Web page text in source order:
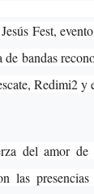
Fest,
bandas
Redimi2 y
del amor de
las